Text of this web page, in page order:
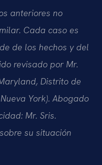
anteriores no
Cada caso es
de los hechos y del
revisado por Mr.
Distrito de
York). Abogado
Mr. Sris.
su situación